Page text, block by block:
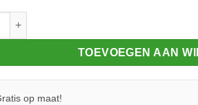
- Oplegrubber - 60.10 aantal
TOEVOEGEN AAN
op maat!